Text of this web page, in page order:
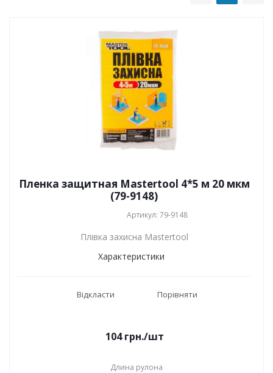
Пленка защитная Mastertool 4*5 м 20 мкм
(79-9148)
Артикул: 79-9148
Плівка захисна Mastertool
Характеристики
Відкласти Порівняти
104грн./шт
Длина рулона